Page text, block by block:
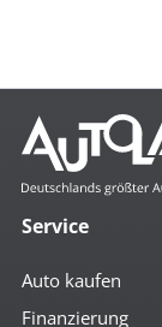
Service
Auto kaufen
Finanzierung